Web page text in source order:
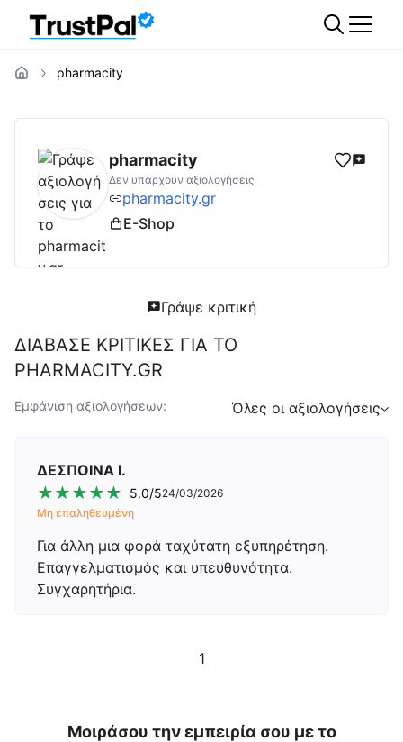
pharmacity
pharmacity.gr Αξιολογήσεις | Δες
pharmacity
Δεν υπάρχουν αξιολογήσεις
pharmacity.gr
E-Shop
Γράψε κριτική
ΔΙΑΒΑΣΕ ΚΡΙΤΙΚΕΣ ΓΙΑ ΤΟ
PHARMACITY.GR
Εμφάνιση αξιολογήσεων: Όλες οι αξιολογήσεις
ΔΕΣΠΟΙΝΑ Ι.
★★★★★ 5.0/524/03/2026
Μη επαληθευμένη
Για άλλη μια φορά ταχύτατη εξυπηρέτηση.
Επαγγελματισμός και υπευθυνότητα.
Συγχαρητήρια.
1
Μοιράσου την εμπειρία σου με το